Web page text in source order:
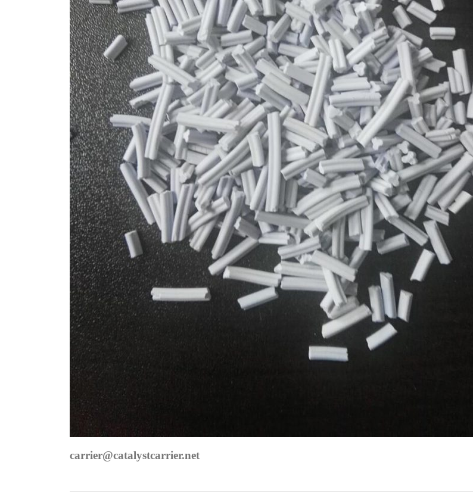
carrier@catalystcarrier.net